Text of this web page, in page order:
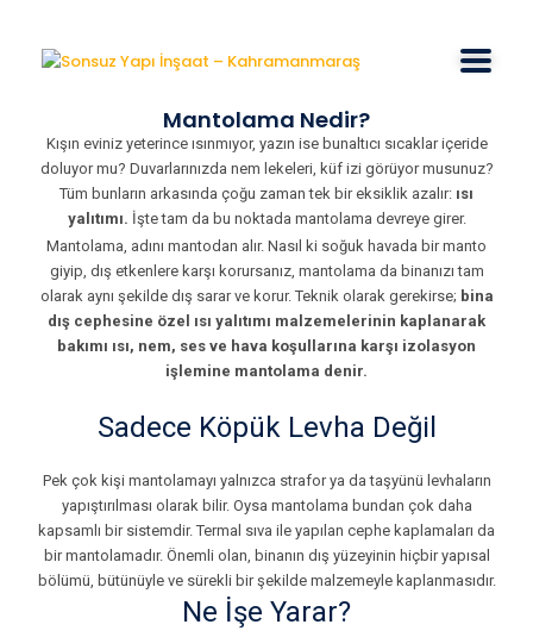
Mantolama Nedir?
Kışın eviniz yeterince ısınmıyor, yazın ise bunaltıcı sıcaklar içeride
doluyor mu? Duvarlarınızda nem lekeleri, küf izi görüyor musunuz?
Tüm bunların arkasında çoğu zaman tek bir eksiklik azalır: ısı
yalıtımı. İşte tam da bu noktada mantolama devreye girer.
Mantolama, adını mantodan alır. Nasıl ki soğuk havada bir manto
giyip, dış etkenlere karşı korursanız, mantolama da binanızı tam
olarak aynı şekilde dış sarar ve korur. Teknik olarak gerekirse; bina
dış cephesine özel ısı yalıtımı malzemelerinin kaplanarak
bakımı ısı, nem, ses ve hava koşullarına karşı izolasyon
işlemine mantolama denir.
Sadece Köpük Levha Değil
Pek çok kişi mantolamayı yalnızca strafor ya da taşyünü levhaların
yapıştırılması olarak bilir. Oysa mantolama bundan çok daha
kapsamlı bir sistemdir. Termal sıva ile yapılan cephe kaplamaları da
bir mantolamadır. Önemli olan, binanın dış yüzeyinin hiçbir yapısal
bölümü, bütünüyle ve sürekli bir şekilde malzemeyle kaplanmasıdır.
Ne İşe Yarar?